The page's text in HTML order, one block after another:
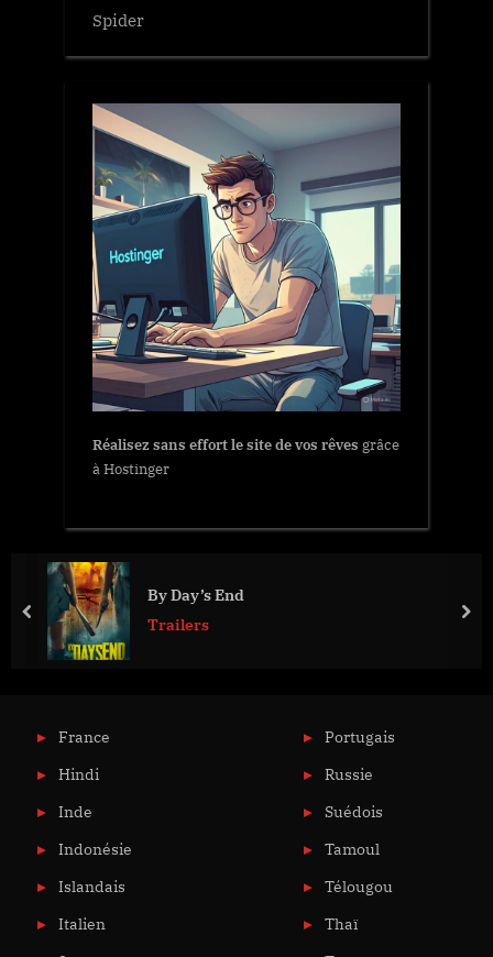
Spider
Réalisez sans effort le site de vos rêves grâce
à Hostinger
By Day’s End
Trailers
prev
France
Hindi
Inde
Indonésie
Islandais
Italien
Portugais
Russie
Suédois
Tamoul
Télougou
Thaï